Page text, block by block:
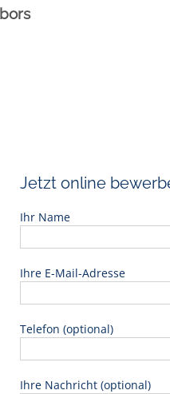
Jetzt online
Ihr Name
Ihre E-Mail-Adresse
Telefon (optional)
Ihre Nachricht (optional)